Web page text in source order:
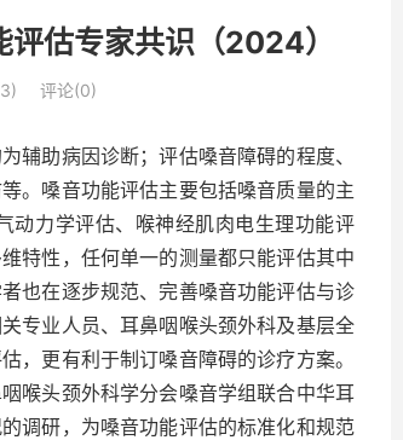
估专家共识（2024）
3) 评论(0)
辅助病因诊断；评估嗓音障碍的程度、
。嗓音功能评估主要包括嗓音质量的主
动力学评估、喉神经肌肉电生理功能评
特性，任何单一的测量都只能评估其中
也在逐步规范、完善嗓音功能评估与诊
专业人员、耳鼻咽喉头颈外科及基层全
，更有利于制订嗓音障碍的诊疗方案。
喉头颈外科学分会嗓音学组联合中华耳
调研，为嗓音功能评估的标准化和规范